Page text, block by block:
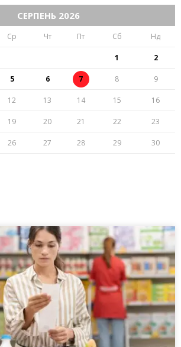
СЕРПЕНЬ 2026
Ср Чт Пт Сб Нд
1 2
5 6 7 8 9
12 13 14 15 16
19 20 21 22 23
26 27 28 29 30